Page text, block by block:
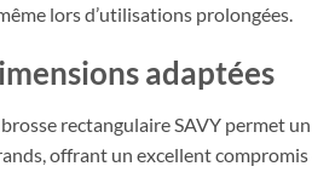
lors d’utilisations prolongées.
adaptées
rectangulaire SAVY permet
offrant un excellent